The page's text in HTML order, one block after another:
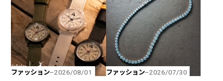
ファッション 2026/08/01 ファッション 2026/07/30